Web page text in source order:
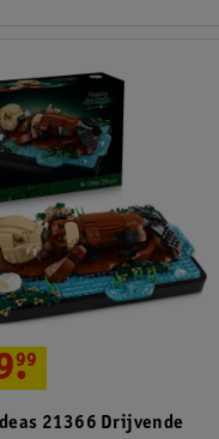
21366 Drijvende
.
99